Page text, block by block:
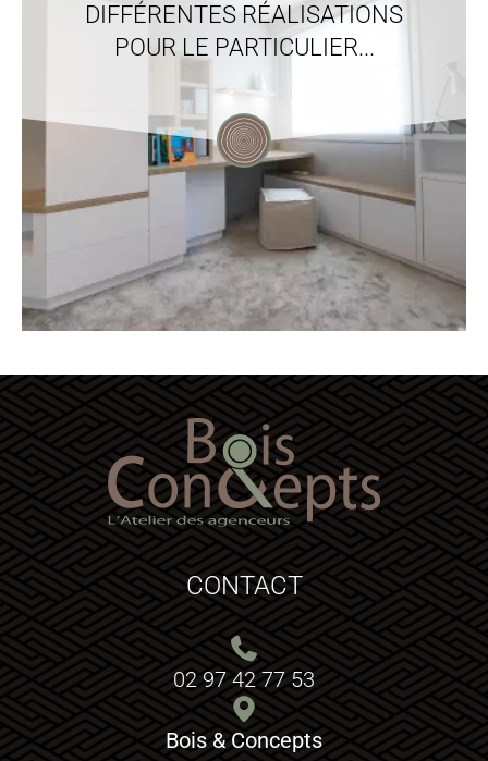
DIFFÉRENTES RÉALISATIONS
POUR LE PARTICULIER...
CONTACT
02 97 42 77 53
Bois & Concepts